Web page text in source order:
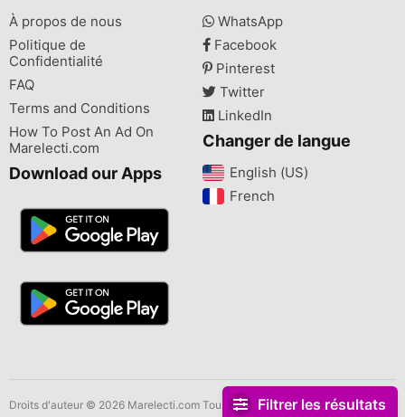
Filtrer les résultats
À propos de nous
Politique de
Confidentialité
FAQ
Terms and Conditions
How To Post An Ad On
Marelecti.com
Download our Apps
WhatsApp
Facebook
Pinterest
Twitter
LinkedIn
Changer de langue
English (US)‎
French‎
Droits d'auteur © 2026 Marelecti.com Tous les droits sont réservés.